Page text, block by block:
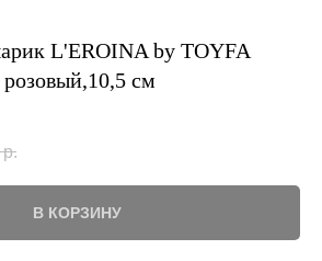
L'EROINA by TOYFA
см
р.
В КОРЗИНУ